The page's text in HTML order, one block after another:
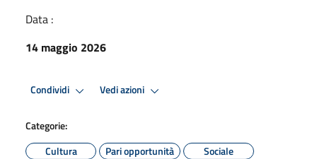
Data :
14 maggio 2026
Condividi Vedi azioni
Categorie:
Cultura
Pari opportunità Sociale